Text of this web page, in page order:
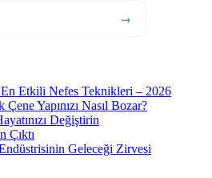
→
Etkili Nefes Teknikleri – 2026
Yapınızı Nasıl Bozar?
Değiştirin
Çıktı
Geleceği Zirvesi